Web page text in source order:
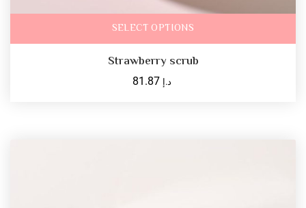
SELECT OPTIONS
Strawberry scrub
د.إ